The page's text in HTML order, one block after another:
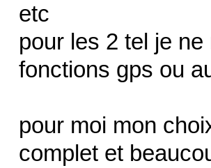
etc
pour les 2 tel je
fonctions gps ou
pour moi mon
complet et